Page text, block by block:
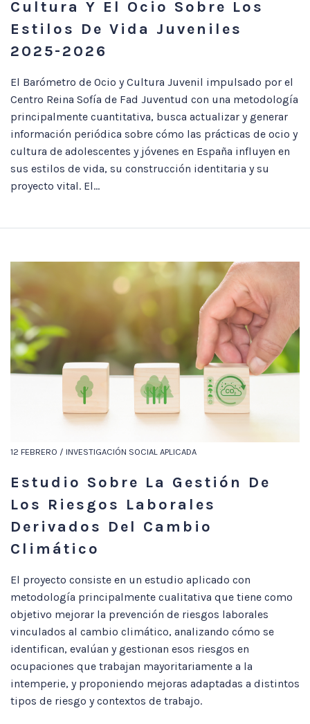
Cultura Y El Ocio Sobre Los
Estilos De Vida Juveniles
2025-2026
El Barómetro de Ocio y Cultura Juvenil impulsado por el
Centro Reina Sofía de Fad Juventud con una metodología
principalmente cuantitativa, busca actualizar y generar
información periódica sobre cómo las prácticas de ocio y
cultura de adolescentes y jóvenes en España influyen en
sus estilos de vida, su construcción identitaria y su
proyecto vital. El...
12 FEBRERO / INVESTIGACIÓN SOCIAL APLICADA
Estudio Sobre La Gestión De
Los Riesgos Laborales
Derivados Del Cambio
Climático
El proyecto consiste en un estudio aplicado con
metodología principalmente cualitativa que tiene como
objetivo mejorar la prevención de riesgos laborales
vinculados al cambio climático, analizando cómo se
identifican, evalúan y gestionan esos riesgos en
ocupaciones que trabajan mayoritariamente a la
intemperie, y proponiendo mejoras adaptadas a distintos
tipos de riesgo y contextos de trabajo.